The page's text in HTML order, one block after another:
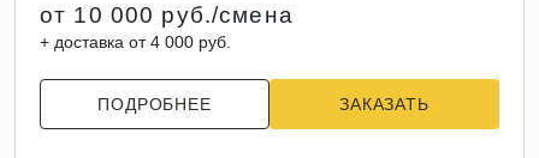
от 10 000 руб./смена
+ доставка от 4 000 руб.
ПОДРОБНЕЕ ЗАКАЗАТЬ